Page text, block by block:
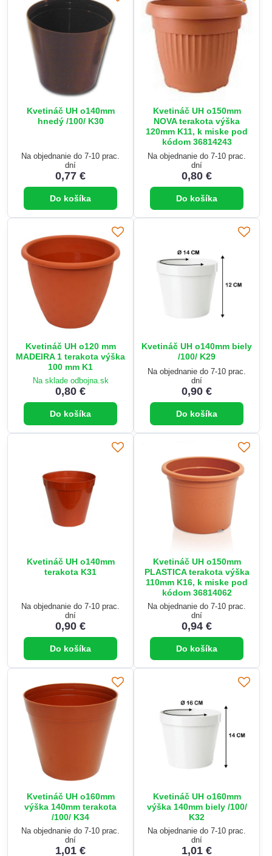
Kvetináč UH o140mm
hnedý /100/ K30
Na objednanie do 7-10 prac.
dní
0,77 €
Do košíka
Kvetináč UH o150mm
NOVA terakota výška
120mm K11, k miske pod
kódom 36814243
Na objednanie do 7-10 prac.
dní
0,80 €
Do košíka
Kvetináč UH o120 mm
MADEIRA 1 terakota výška
100 mm K1
Na sklade odbojna.sk
0,80 €
Do košíka
Kvetináč UH o140mm biely
/100/ K29
Na objednanie do 7-10 prac.
dní
0,90 €
Do košíka
Kvetináč UH o140mm
terakota K31
Na objednanie do 7-10 prac.
dní
0,90 €
Do košíka
Kvetináč UH o150mm
PLASTICA terakota výška
110mm K16, k miske pod
kódom 36814062
Na objednanie do 7-10 prac.
dní
0,94 €
Do košíka
Kvetináč UH o160mm
výška 140mm terakota
/100/ K34
Na objednanie do 7-10 prac.
dní
1,01 €
Kvetináč UH o160mm
výška 140mm biely /100/
K32
Na objednanie do 7-10 prac.
dní
1,01 €